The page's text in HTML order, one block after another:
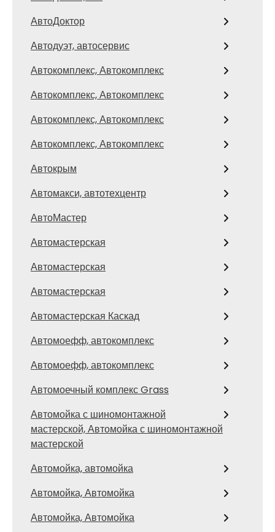
АвтоДоктор
Автодуэт, автосервис
Автокомплекс, Автокомплекс
Автокомплекс, Автокомплекс
Автокомплекс, Автокомплекс
Автокомплекс, Автокомплекс
Автокрым
Автомакси, автотехцентр
АвтоМастер
Автомастерская
Автомастерская
Автомастерская
Автомастерская Каскад
Автомоефф, автокомплекс
Автомоефф, автокомплекс
Автомоечный комплекс Grass
Автомойка с шиномонтажной
мастерской, Автомойка с шиномонтажной
мастерской
Автомойка, автомойка
Автомойка, Автомойка
Автомойка, Автомойка